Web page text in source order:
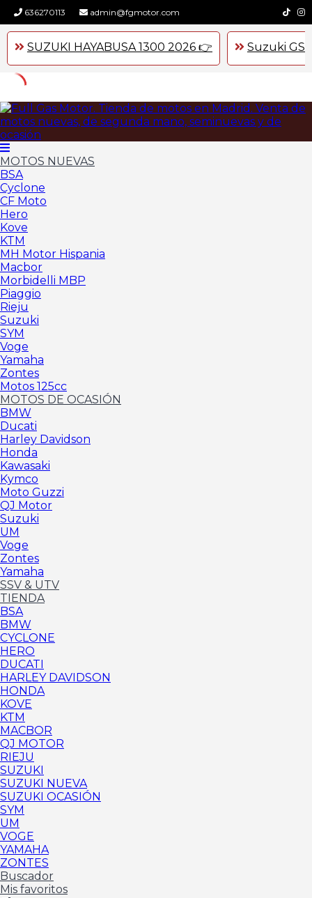
636270113 admin@fgmotor.com
SUZUKI HAYABUSA 1300 2026 👉 Suzuki
Skip
to
content
MOTOS NUEVAS
BSA
Cyclone
CF Moto
Hero
Kove
KTM
MH Motor Hispania
Macbor
Morbidelli MBP
Piaggio
Rieju
Suzuki
SYM
Voge
Yamaha
Zontes
Motos 125cc
MOTOS DE OCASIÓN
BMW
Ducati
Harley Davidson
Honda
Kawasaki
Kymco
Moto Guzzi
QJ Motor
Suzuki
UM
Voge
Zontes
Yamaha
SSV & UTV
TIENDA
BSA
BMW
CYCLONE
HERO
DUCATI
HARLEY DAVIDSON
HONDA
KOVE
KTM
MACBOR
QJ MOTOR
RIEJU
SUZUKI
SUZUKI NUEVA
SUZUKI OCASIÓN
SYM
UM
VOGE
YAMAHA
ZONTES
Buscador
Mis favoritos